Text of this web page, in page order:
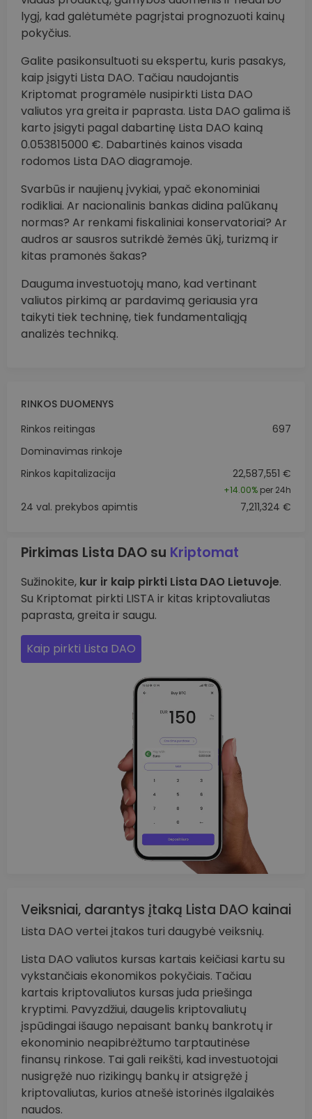
lygį, kad galėtumėte pagrįstai prognozuoti kainų
pokyčius.
Galite pasikonsultuoti su ekspertu, kuris pasakys,
kaip įsigyti Lista DAO. Tačiau naudojantis
Kriptomat programėle nusipirkti Lista DAO
valiutos yra greita ir paprasta. Lista DAO galima iš
karto įsigyti pagal dabartinę Lista DAO kainą
0.053815000 €. Dabartinės kainos visada
rodomos Lista DAO diagramoje.
Svarbūs ir naujienų įvykiai, ypač ekonominiai
rodikliai. Ar nacionalinis bankas didina palūkanų
normas? Ar renkami fiskaliniai konservatoriai? Ar
audros ar sausros sutrikdė žemės ūkį, turizmą ir
kitas pramonės šakas?
Dauguma investuotojų mano, kad vertinant
valiutos pirkimą ar pardavimą geriausia yra
taikyti tiek techninę, tiek fundamentaliąją
analizės techniką.
RINKOS DUOMENYS
Rinkos reitingas
697
Dominavimas rinkoje
Rinkos kapitalizacija
22,587,551 €
+14.00% per 24h
24 val. prekybos apimtis 7,211,324 €
Pirkimas Lista DAO su Kriptomat
Sužinokite, kur ir kaip pirkti Lista DAO Lietuvoje.
Su Kriptomat pirkti LISTA ir kitas kriptovaliutas
paprasta, greita ir saugu.
Kaip pirkti Lista DAO
Veiksniai, darantys įtaką Lista DAO kainai
Lista DAO vertei įtakos turi daugybė veiksnių.
Lista DAO valiutos kursas kartais keičiasi kartu su
vykstančiais ekonomikos pokyčiais. Tačiau
kartais kriptovaliutos kursas juda priešinga
kryptimi. Pavyzdžiui, daugelis kriptovaliutų
įspūdingai išaugo nepaisant bankų bankrotų ir
ekonominio neapibrėžtumo tarptautinėse
finansų rinkose. Tai gali reikšti, kad investuotojai
nusigręžė nuo rizikingų bankų ir atsigręžė į
kriptovaliutas, kurios atnešė istorinės ilgalaikės
naudos.